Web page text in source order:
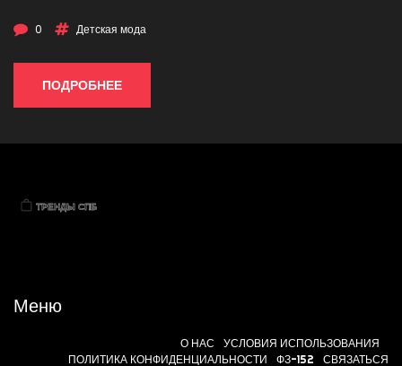
подойдут для межсезонья, и на что обратить внимание при
осенние прогулки не только удобными, но и стильными.
0 Детская мода
ПОДРОБНЕЕ
Меню
О НАС
УСЛОВИЯ ИСПОЛЬЗОВАНИЯ
ПОЛИТИКА КОНФИДЕНЦИАЛЬНОСТИ
ФЗ-152 СВЯЗАТЬСЯ